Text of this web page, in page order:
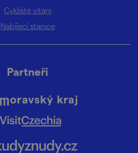
Cyklisté vítáni
Nabíjecí stanice
Partneři